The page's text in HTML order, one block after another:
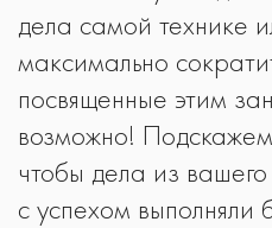
дела самой технике
максимально
посвященные этим
возможно!
чтобы дела из
с успехом